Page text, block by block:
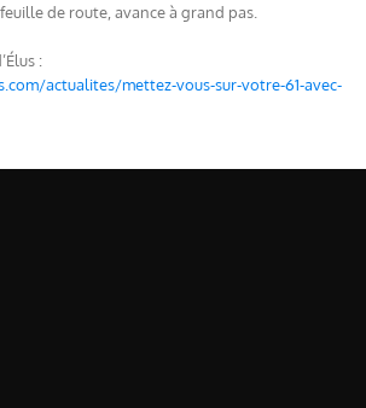
de route, avance à grand pas.
:
actualites/mettez-vous-sur-votre-61-avec-